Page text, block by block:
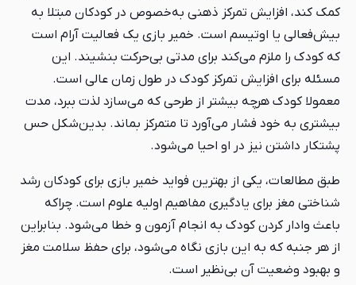
کمک کند، افزایش تمرکز ذهنی به‌خصوص در کودکان مبتلا به
بیش‌فعالی یا اوتیسم است. خمیر بازی یک فعالیت آرام است
که کودک را ملزم می‌کند برای مدتی بی‌حرکت بنشیند. این
مسئله برای افزایش تمرکز کودک در طول زمان عالی است.
معمولا کودک هرچه بیشتر از طرحی که می‌سازد لذت ببرد، مدت
بیشتری به خود فشار می‌آورد تا متمرکز بماند. بدین‌شکل حس
پشتکار داشتن نیز در او احیا می‌شود.
طبق مطالعات، یکی از بهترین فواید خمیر بازی برای کودکان رشد
شناختی مغز برای یادگیری مفاهیم اولیه علوم است. چراکه
باعث وادار کردن کودک به انجام آزمون و خطا می‌شود. بنابراین
از هر جنبه که به این بازی نگاه می‌شود، برای حفظ سلامت مغز
و بهبود وضعیت آن بی‌نظیر است.